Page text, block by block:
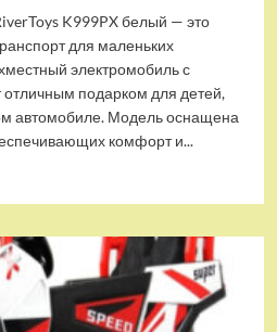
K999PX белый — это
для маленьких
электромобиль с
подарком для детей,
автомобиле. Модель оснащена
комфорт и...